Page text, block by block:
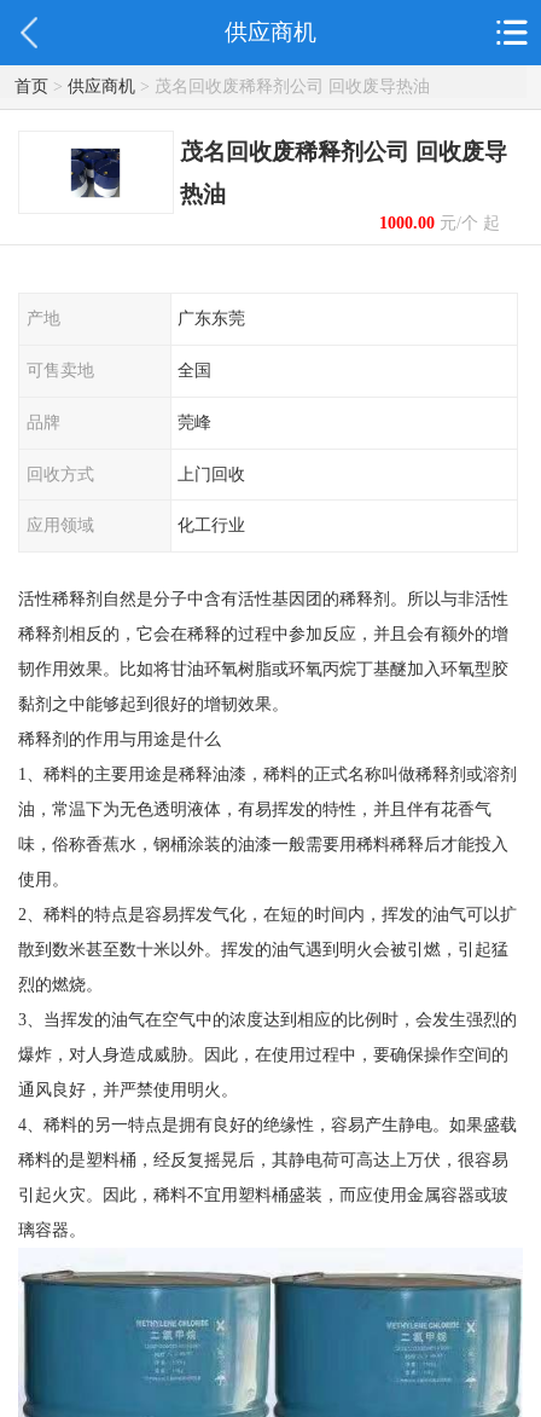
供应商机
首页> 供应商机> 茂名回收废稀释剂公司 回收废导热油
茂名回收废稀释剂公司 回收废导
热油
1000.00元/个 起
产地 广东东莞
可售卖地 全国
品牌 莞峰
回收方式 上门回收
应用领域 化工行业
活性稀释剂自然是分子中含有活性基因团的稀释剂。所以与非活性
稀释剂相反的，它会在稀释的过程中参加反应，并且会有额外的增
韧作用效果。比如将甘油环氧树脂或环氧丙烷丁基醚加入环氧型胶
黏剂之中能够起到很好的增韧效果。
稀释剂的作用与用途是什么
1、稀料的主要用途是稀释油漆，稀料的正式名称叫做稀释剂或溶剂
油，常温下为无色透明液体，有易挥发的特性，并且伴有花香气
味，俗称香蕉水，钢桶涂装的油漆一般需要用稀料稀释后才能投入
使用。
2、稀料的特点是容易挥发气化，在短的时间内，挥发的油气可以扩
散到数米甚至数十米以外。挥发的油气遇到明火会被引燃，引起猛
烈的燃烧。
3、当挥发的油气在空气中的浓度达到相应的比例时，会发生强烈的
爆炸，对人身造成威胁。因此，在使用过程中，要确保操作空间的
通风良好，并严禁使用明火。
4、稀料的另一特点是拥有良好的绝缘性，容易产生静电。如果盛载
稀料的是塑料桶，经反复摇晃后，其静电荷可高达上万伏，很容易
引起火灾。因此，稀料不宜用塑料桶盛装，而应使用金属容器或玻
璃容器。